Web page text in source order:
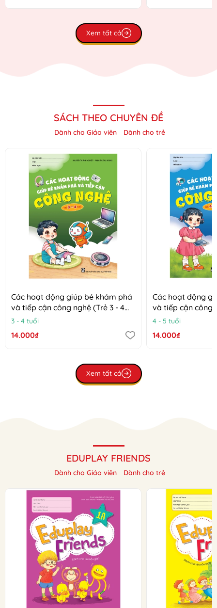
Xem tất cả
SÁCH THEO CHUYÊN ĐỀ
Dành cho Giáo viên Dành cho trẻ
Các hoạt động giúp bé khám phá
và tiếp cận công nghệ (Trẻ 3 - 4
tuổi)
3 - 4 tuổi
14.000₫
Các hoạt động
và tiếp cận công
tuổi)
4 - 5 tuổi
14.000₫
Xem tất cả
EDUPLAY FRIENDS
Dành cho Giáo viên Dành cho trẻ